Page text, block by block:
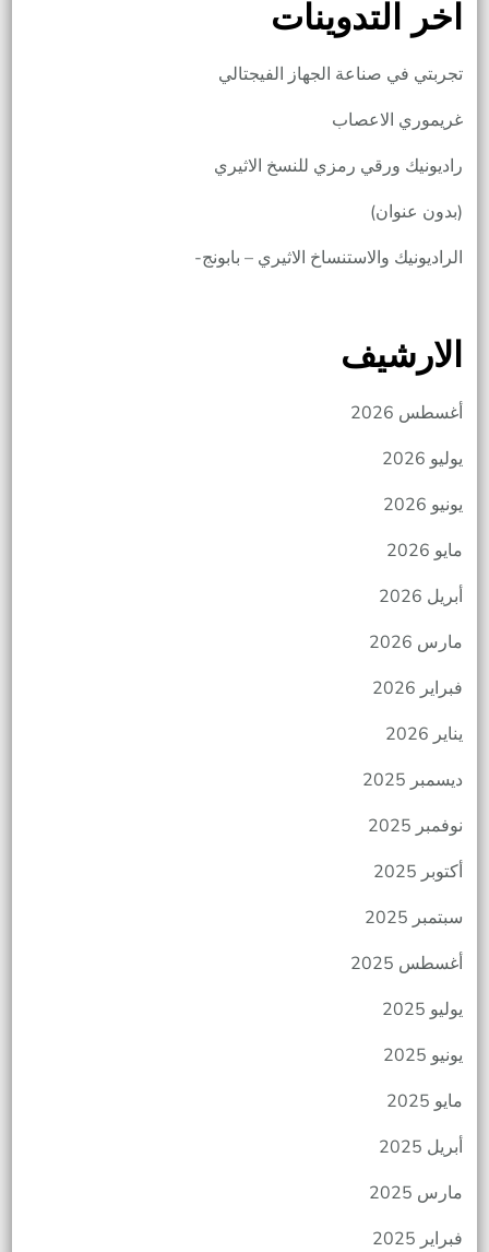
اخر التدوينات
تجربتي في صناعة الجهاز الفيجتالي
غريموري الاعصاب
راديونيك ورقي رمزي للنسخ الاثيري
(بدون عنوان)
الراديونيك والاستنساخ الاثيري – بابونج-
الارشيف
أغسطس 2026
يوليو 2026
يونيو 2026
مايو 2026
أبريل 2026
مارس 2026
فبراير 2026
يناير 2026
ديسمبر 2025
نوفمبر 2025
أكتوبر 2025
سبتمبر 2025
أغسطس 2025
يوليو 2025
يونيو 2025
مايو 2025
أبريل 2025
مارس 2025
فبراير 2025